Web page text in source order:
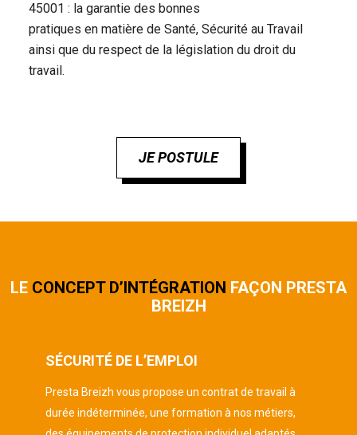
45001 : la garantie des bonnes
pratiques en matière de Santé, Sécurité au Travail
ainsi que du respect de la législation du droit du
travail.
JE POSTULE
LE CONCEPT D’INTÉGRATION FAÇON PRESTA
BREIZH
SÉCURITÉ DE L’EMPLOI
Presta Breizh vous propose un contrat de travail à
durée indéterminée, une formation à nos métiers,